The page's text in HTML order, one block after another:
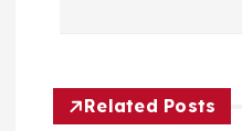
Related Posts